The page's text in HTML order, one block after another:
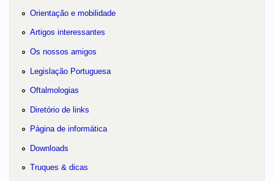
Orientação e mobilidade
Artigos interessantes
Os nossos amigos
Legislação Portuguesa
Oftalmologias
Diretório de links
Página de informática
Downloads
Truques & dicas